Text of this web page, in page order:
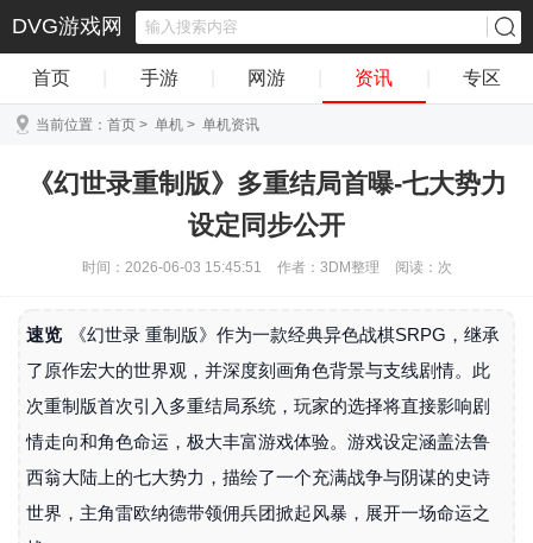
DVG游戏网
首页 手游 网游 资讯 专区
当前位置： 首页 > 单机 > 单机资讯
《幻世录重制版》多重结局首曝-七大势力
设定同步公开
时间：2026-06-03 15:45:51 作者：3DM整理 阅读： 次
速览
《幻世录 重制版》作为一款经典异色战棋SRPG，继承
了原作宏大的世界观，并深度刻画角色背景与支线剧情。此
次重制版首次引入多重结局系统，玩家的选择将直接影响剧
情走向和角色命运，极大丰富游戏体验。游戏设定涵盖法鲁
西翁大陆上的七大势力，描绘了一个充满战争与阴谋的史诗
世界，主角雷欧纳德带领佣兵团掀起风暴，展开一场命运之